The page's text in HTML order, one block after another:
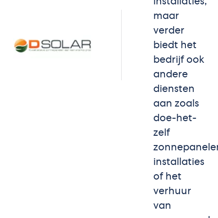
maar
verder
biedt het
bedrijf ook
andere
diensten
aan zoals
doe-het-
zelf
installaties
of het
verhuur
van